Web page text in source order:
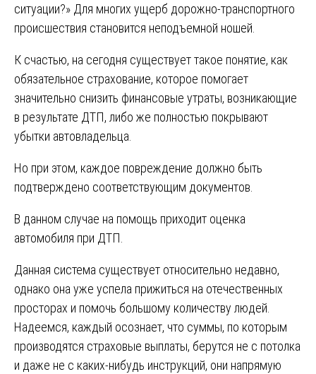
ситуации?» Для многих ущерб дорожно-транспортного
происшествия становится неподъемной ношей.
К счастью, на сегодня существует такое понятие, как
обязательное страхование, которое помогает
значительно снизить финансовые утраты, возникающие
в результате ДТП, либо же полностью покрывают
убытки автовладельца.
Но при этом, каждое повреждение должно быть
подтверждено соответствующим документов.
В данном случае на помощь приходит оценка
автомобиля при ДТП.
Данная система существует относительно недавно,
однако она уже успела прижиться на отечественных
просторах и помочь большому количеству людей.
Надеемся, каждый осознает, что суммы, по которым
производятся страховые выплаты, берутся не с потолка
и даже не с каких-нибудь инструкций, они напрямую